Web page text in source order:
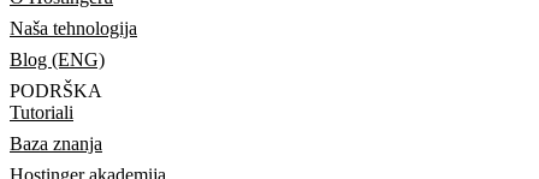
Naša tehnologija
Blog (ENG)
PODRŠKA
Tutoriali
Baza znanja
Hostinger akademija